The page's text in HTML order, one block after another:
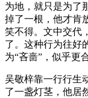
为地，就只是为了
掉了一根，他才肯
笑不得。文中交代
了。这种行为往好
为“吝啬”，似乎更
吴敬梓靠一行行生
了一盏灯茎，他居